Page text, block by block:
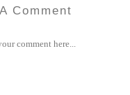
Comment